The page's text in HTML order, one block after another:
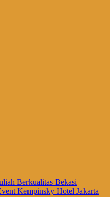
Berkualitas Bekasi
Kempinsky Hotel Jakarta